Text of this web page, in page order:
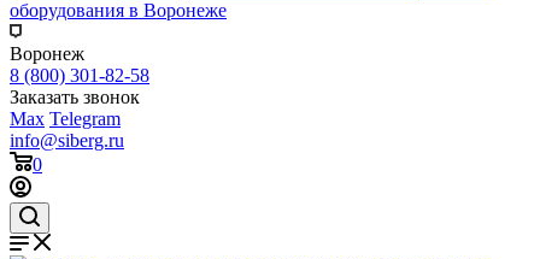
Воронеж
8 (800) 301-82-58
Заказать звонок
Max Telegram
info@siberg.ru
0